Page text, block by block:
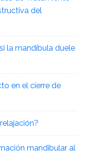
del
la mandíbula duele
en el cierre de
mandibular al